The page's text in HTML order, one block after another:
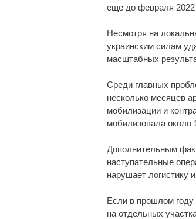
еще до февраля 2022
Несмотря на
украинским силам
масштабных
Среди главных
несколько месяцев
мобилизации и
мобилизовала около
Дополнительным
наступательные
нарушает логистику
Если в прошлом году
на отдельных